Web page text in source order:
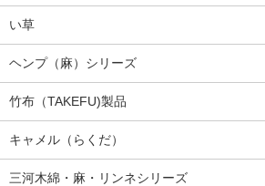
い草
ヘンプ（麻）シリーズ
竹布（TAKEFU)製品
キャメル（らくだ）
三河木綿・麻・リンネシリーズ